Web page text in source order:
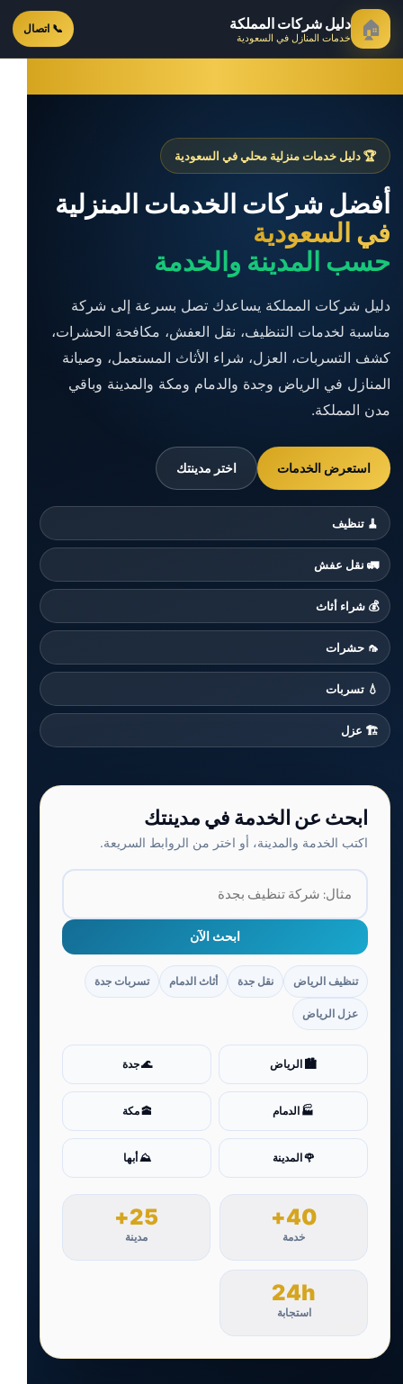
🏠 دليل شركات المملكة
خدمات المنازل في السعودية 📞 اتصال
🏆 دليل خدمات منزلية محلي في السعودية
أفضل شركات الخدمات المنزلية
في السعودية
حسب المدينة والخدمة
دليل شركات المملكة يساعدك تصل بسرعة إلى شركة
مناسبة لخدمات التنظيف، نقل العفش، مكافحة الحشرات،
كشف التسربات، العزل، شراء الأثاث المستعمل، وصيانة
المنازل في الرياض وجدة والدمام ومكة والمدينة وباقي
مدن المملكة.
استعرض الخدمات اختر مدينتك
🧹 تنظيف
🚛 نقل عفش
💰 شراء أثاث
🦟 حشرات
💧 تسربات
🏗️ عزل
ابحث عن الخدمة في مدينتك
اكتب الخدمة والمدينة، أو اختر من الروابط السريعة.
ابحث الآن
تنظيف الرياض نقل جدة أثاث الدمام تسربات جدة
عزل الرياض
🏙️ الرياض 🌊 جدة
🏭 الدمام 🕋 مكة
🌹 المدينة ⛰️ أبها
40+
خدمة
25+
مدينة
24h
استجابة